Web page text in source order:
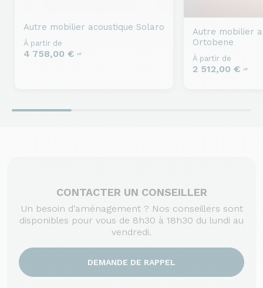
Autre mobilier acoustique Solaro
À partir de
4 758,00 € HT
Autre mobilier
Ortobene
À partir de
2 512,00 € HT
CONTACTER UN CONSEILLER
Un besoin d'aménagement ? Nos conseillers sont
disponibles pour vous de 8h30 à 18h30 du lundi au
vendredi.
DEMANDE DE RAPPEL